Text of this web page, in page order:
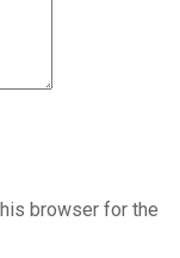
browser for the